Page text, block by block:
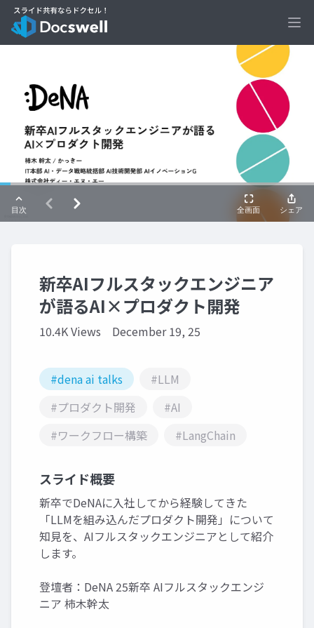
新卒AIフルスタックエンジニア
が語るAI×プロダクト開発
10.4K Views December 19, 25
#dena ai talks
#LLM
#プロダクト開発
#AI
#ワークフロー構築
#LangChain
スライド概要
新卒でDeNAに入社してから経験してきた
「LLMを組み込んだプロダクト開発」について
知見を、AIフルスタックエンジニアとして紹介
します。
登壇者：DeNA 25新卒 AIフルスタックエンジ
ニア 柿木幹太